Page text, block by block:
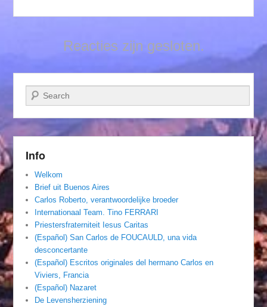
Reacties zijn gesloten.
Zoeken
Info
Welkom
Brief uit Buenos Aires
Carlos Roberto, verantwoordelijke broeder
Internationaal Team. Tino FERRARI
Priestersfraterniteit Iesus Caritas
(Español) San Carlos de FOUCAULD, una vida
desconcertante
(Español) Escritos originales del hermano Carlos en
Viviers, Francia
(Español) Nazaret
De Levensherziening